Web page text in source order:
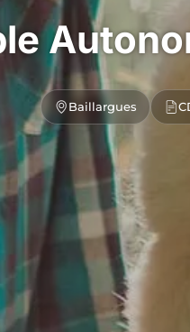
Baillargues